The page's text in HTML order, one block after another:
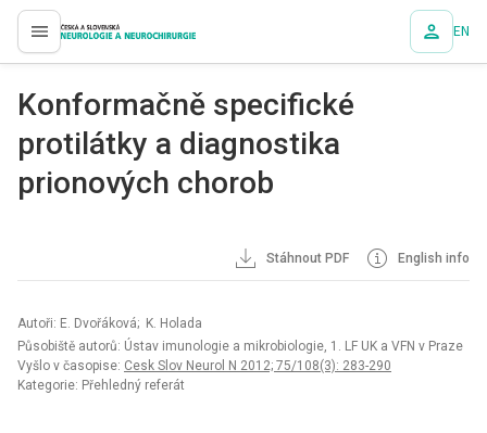
proLékaře.cz EN
Konformačně specifické
protilátky a diagnostika
prionových chorob
Stáhnout PDF English info
Autoři: E. Dvořáková; K. Holada
Působiště autorů: Ústav imunologie a mikrobiologie, 1. LF UK a VFN v Praze
Vyšlo v časopise: Cesk Slov Neurol N 2012; 75/108(3): 283-290
Kategorie: Přehledný referát